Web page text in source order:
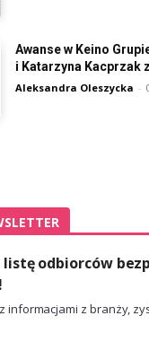
Awanse w Keino
i Katarzyna Kacprzak
Aleksandra Oleszycka -
listę odbiorców
informacjami z branży,